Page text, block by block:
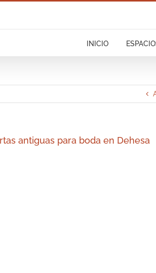
INICIO
antiguas para boda en Dehesa